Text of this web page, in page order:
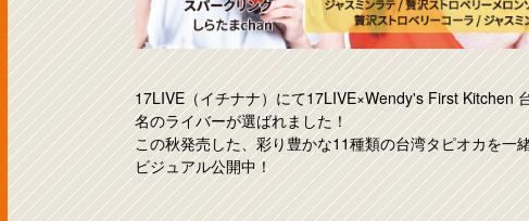
17LIVE（イチナナ）にて17LIVE×Wendy's First Kitchen
名のライバーが選ばれました！
この秋発売した、彩り豊かな11種類の台湾タピオカを
ビジュアル公開中！